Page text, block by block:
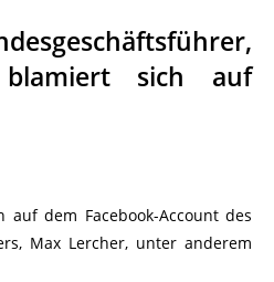
sich auf
auf dem Facebook-Account des
Max Lercher, unter anderem